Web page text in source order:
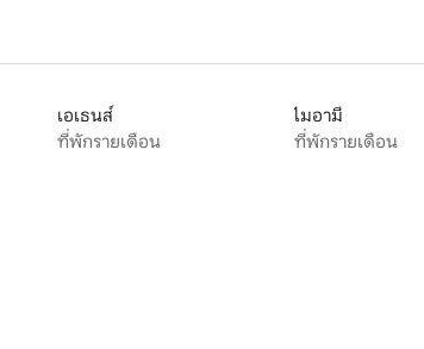
เอเธนส์
ที่พักรายเดือน
ไมอามี
ที่พักรายเดือน